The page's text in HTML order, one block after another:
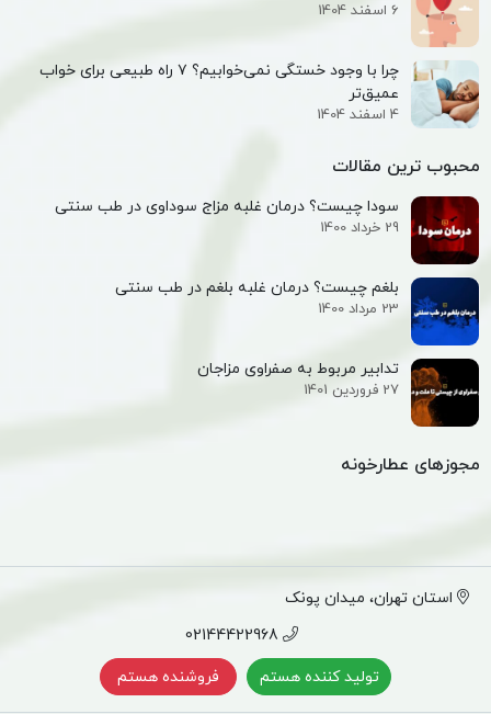
6 اسفند 1404
چرا با وجود خستگی نمی‌خوابیم؟ ۷ راه طبیعی برای خواب
عمیق‌تر
4 اسفند 1404
محبوب ترین مقالات
سودا چیست؟ درمان غلبه مزاج سوداوی در طب سنتی
29 خرداد 1400
بلغم چیست؟ درمان غلبه بلغم در طب سنتی
23 مرداد 1400
تدابیر مربوط به صفراوی مزاجان
27 فروردین 1401
مجوزهای عطارخونه
استان تهران، میدان پونک
02144422968
تولید کننده هستم
فروشنده هستم